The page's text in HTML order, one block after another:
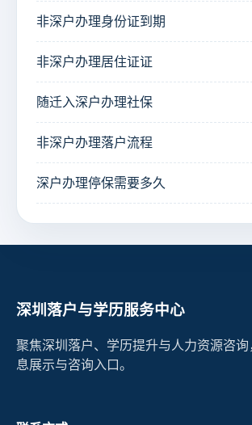
非深户办理身份证到期
非深户办理居住证证
随迁入深户办理社保
非深户办理落户流程
深户办理停保需要多久
深圳落户与学历服务中心
聚焦深圳落户、学历提升与人力资源咨
息展示与咨询入口。